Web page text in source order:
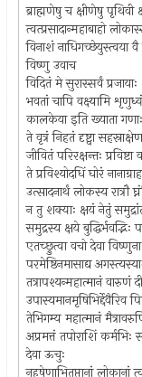
ब्राह्मणेषु च क्षीणेषु पृथिवी
त्वत्प्रसादान्महाबाहो
विनाशं नाधिगच्छेयुस्त्वया वै
विष्णु उवाच
विदितं मे सुरास्सर्वं
भवतां चापि वक्ष्यामि
कालकेया इति ख्याता
ते वृत्रं निहतं दृष्ट्वा
जीवितं परिरक्षन्तः
ते प्रविश्योदधिं घोरं
उत्सादनार्थं लोकस्य रात्रौ
न तु शक्याः क्षयं नेतुं
समुद्रस्य क्षये
एतच्छ्रुत्वा वचो देवा
परमेष्ठिनमासाद्य
तत्रापश्यन्महात्मानं वारुणं
उपास्यमानमृषिभिर्द्देवैरिव
तेभिगम्य महात्मानं
अप्रमत्तं तपोराशिं कर्मभिः
देवा ऊचुः
नहुषेणाभितप्तानां लोकानां